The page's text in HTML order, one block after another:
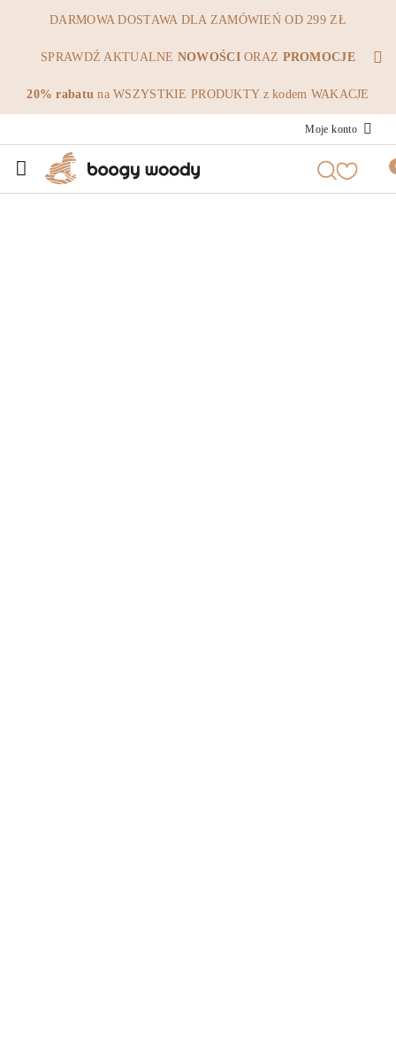
Przejdź do treści głównej
Przejdź do wyszukiwarki
Przejdź do moje konto
Przejdź do menu głównego
Przejdź do opisu produktu
Przejdź do stopki
DARMOWA DOSTAWA DLA ZAMÓWIEŃ OD 299 ZŁ
SPRAWDŹ AKTUALNE NOWOŚCIORAZ PROMOCJE
20% rabatu na WSZYSTKIE PRODUKTY z kodem WAKACJE
Moje konto